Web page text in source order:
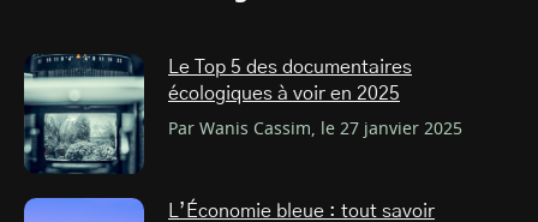
Le Top 5 des documentaires
écologiques à voir en 2025
Par Wanis Cassim, le 27 janvier 2025
L’Économie bleue : tout savoir